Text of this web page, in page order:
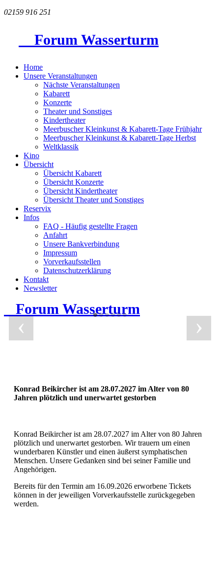
02159 916 251
Forum Wasserturm
Home
Unsere Veranstaltungen
Nächste Veranstaltungen
Kabarett
Konzerte
Theater und Sonstiges
Kindertheater
Meerbuscher Kleinkunst & Kabarett-Tage Frühjahr
Meerbuscher Kleinkunst & Kabarett-Tage Herbst
Weltklassik
Kino
Übersicht
Übersicht Kabarett
Übersicht Konzerte
Übersicht Kindertheater
Übersicht Theater und Sonstiges
Reservix
Infos
FAQ - Häufig gestellte Fragen
Anfahrt
Unsere Bankverbindung
Impressum
Vorverkaufsstellen
Datenschutzerklärung
Kontakt
Newsletter
Forum Wasserturm
›
‹
Konrad Beikircher ist am 28.07.2027 im Alter von 80
Jahren plötzlich und unerwartet gestorben
Konrad Beikircher ist am 28.07.2027 im Alter von 80 Jahren
plötzlich und unerwartet gestorben. Wir trauern um einen
wunderbaren Künstler und einen äußerst symphatischen
Menschen. Unsere Gedanken sind bei seiner Familie und
Angehörigen.
Bereits für den Termin am 16.09.2026 erworbene Tickets
können in der jeweiligen Vorverkaufsstelle zurückgegeben
werden.